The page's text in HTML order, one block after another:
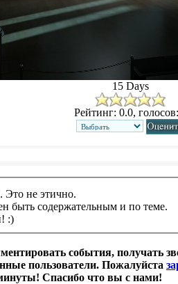
15 Days
Рейтинг: 0.0,
Это не этично.
быть содержательным и по теме.
:)
события, получать
пользователи. Пожалуйста
Спасибо что вы с нами!